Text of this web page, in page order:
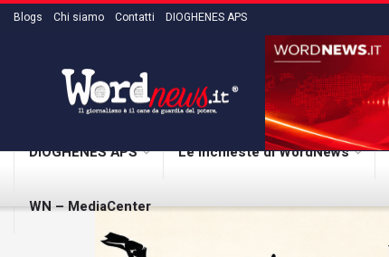
Blogs Chi siamo Contatti DIOGHENES APS
DIOGHENES APS Le inchieste di WordNews
WN – MediaCenter